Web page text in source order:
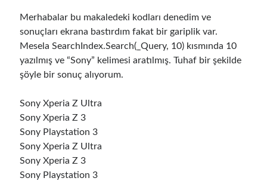
Merhabalar bu makaledeki kodları denedim ve
sonuçları ekrana bastırdım fakat bir gariplik var.
Mesela SearchIndex.Search(_Query, 10) kısmında 10
yazılmış ve “Sony” kelimesi aratılmış. Tuhaf bir şekilde
şöyle bir sonuç alıyorum.
Sony Xperia Z Ultra
Sony Xperia Z 3
Sony Playstation 3
Sony Xperia Z Ultra
Sony Xperia Z 3
Sony Playstation 3